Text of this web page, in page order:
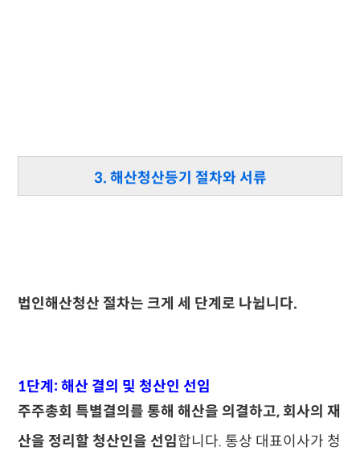
3. 해산청산등기 절차와 서류
법인해산청산 절차는 크게 세 단계로 나뉩니다.
1단계: 해산 결의 및 청산인 선임
주주총회 특별결의를 통해 해산을 의결하고, 회사의 재
산을 정리할 청산인을 선임합니다. 통상 대표이사가 청